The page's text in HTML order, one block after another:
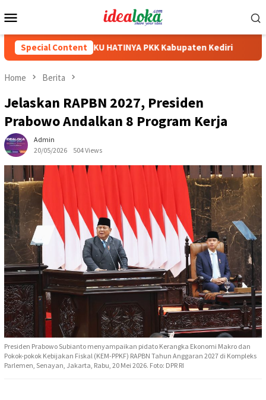
to
Menu
Special Content
Video AKU HATINYA PKK Kabupaten Kediri Mas Dhito
Home Berita
Jelaskan RAPBN 2027, Presiden
Prabowo Andalkan 8 Program Kerja
Admin
20/05/2026
504 Views
Presiden Prabowo Subianto menyampaikan pidato Kerangka Ekonomi Makro dan
Pokok-pokok Kebijakan Fiskal (KEM-PPKF) RAPBN Tahun Anggaran 2027 di Kompleks
Parlemen, Senayan, Jakarta, Rabu, 20 Mei 2026. Foto: DPR RI